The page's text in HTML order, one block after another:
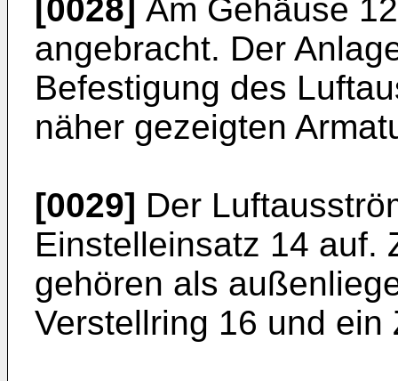
[0028] Am Gehäuse
angebracht. Der
Befestigung des
näher gezeigten
[0029] Der
Einstelleinsatz 14 auf.
gehören als
Verstellring 16 und ein